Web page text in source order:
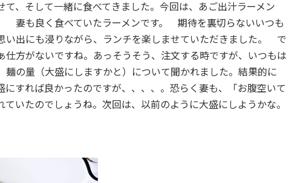
、そして一緒に食べてきました。今回は、あご出汁ラーメン
妻も良く食べていたラーメンです。 期待を裏切らないいつも
い出にも浸りながら、ランチを楽しませていただきました。 で
仕方がないですね。あっそうそう、注文する時ですが、いつもは
麺の量（大盛にしますかと）について聞かれました。結果的に
すれば良かったのですが、、、、。恐らく妻も、「お腹空いて
いたのでしょうね。次回は、以前のように大盛にしようかな。